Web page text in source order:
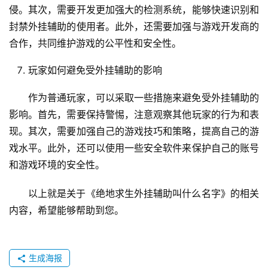
侵。其次，需要开发更加强大的检测系统，能够快速识别和
封禁外挂辅助的使用者。此外，还需要加强与游戏开发商的
合作，共同维护游戏的公平性和安全性。
玩家如何避免受外挂辅助的影响
作为普通玩家，可以采取一些措施来避免受外挂辅助的
影响。首先，需要保持警惕，注意观察其他玩家的行为和表
现。其次，需要加强自己的游戏技巧和策略，提高自己的游
戏水平。此外，还可以使用一些安全软件来保护自己的账号
和游戏环境的安全性。
以上就是关于《绝地求生外挂辅助叫什么名字》的相关
内容，希望能够帮助到您。
生成海报